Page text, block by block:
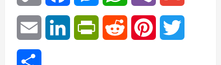
Link
Email LinkedIn PrintFriendly
Reddit Pinterest